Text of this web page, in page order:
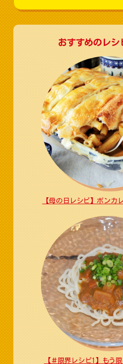
おすすめのレシ
【母の日レシピ】ボンカ
【＃限界レシピ1】もう